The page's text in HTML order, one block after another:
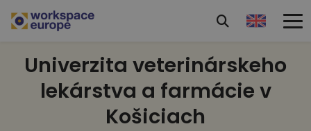
Univerzita veterinárskeho
lekárstva a farmácie v
Košiciach